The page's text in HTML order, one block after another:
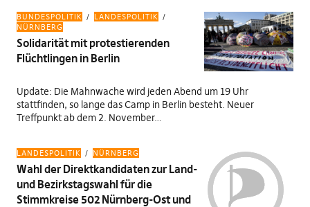
BUNDESPOLITIK
LANDESPOLITIK
NÜRNBERG
Solidarität mit protestierenden
Flüchtlingen in Berlin
Update: Die Mahnwache wird jeden Abend um 19 Uhr
stattfinden, so lange das Camp in Berlin besteht. Neuer
Treffpunkt ab dem 2. November…
LANDESPOLITIK NÜRNBERG
Wahl der Direktkandidaten zur Land-
und Bezirkstagswahl für die
Stimmkreise 502 Nürnberg-Ost und